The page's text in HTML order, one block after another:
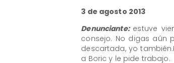
3 de agosto 2013
Denunciante: estuve
consejo. No digas aún
descartada, yo
a Boric y le pide trabajo.